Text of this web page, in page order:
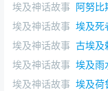
埃及神话故事 阿努比
埃及神话故事 埃及死
埃及神话故事 古埃及
埃及神话故事 埃及雨
埃及神话故事 埃及荷